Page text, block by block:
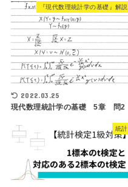
『現代数理統計学の基礎』解説
2022.03.25
現代数理統計学の基礎 5章 問2
統計